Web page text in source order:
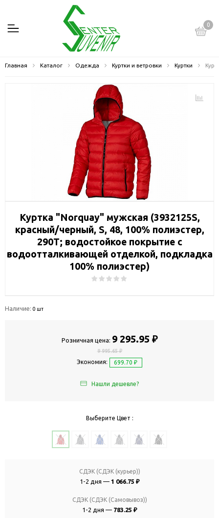
0
Главная Каталог Одежда Куртки и ветровки Куртки
Куртка "Norquay" мужская (3932125S,
красный/черный, S, 48, 100% полиэстер,
290Т; водостойкое покрытие с
водоотталкивающей отделкой, подкладка
100% полиэстер)
Наличие: 0 шт
Розничная цена: 9 295.95 ₽
9 995.65 ₽
Экономия: 699.70 ₽
Нашли дешевле?
Выберите Цвет :
СДЭК (СДЭК (курьер))
1-2 дня — 1 066.75 ₽
СДЭК (СДЭК (Самовывоз))
1-2 дня — 783.25 ₽